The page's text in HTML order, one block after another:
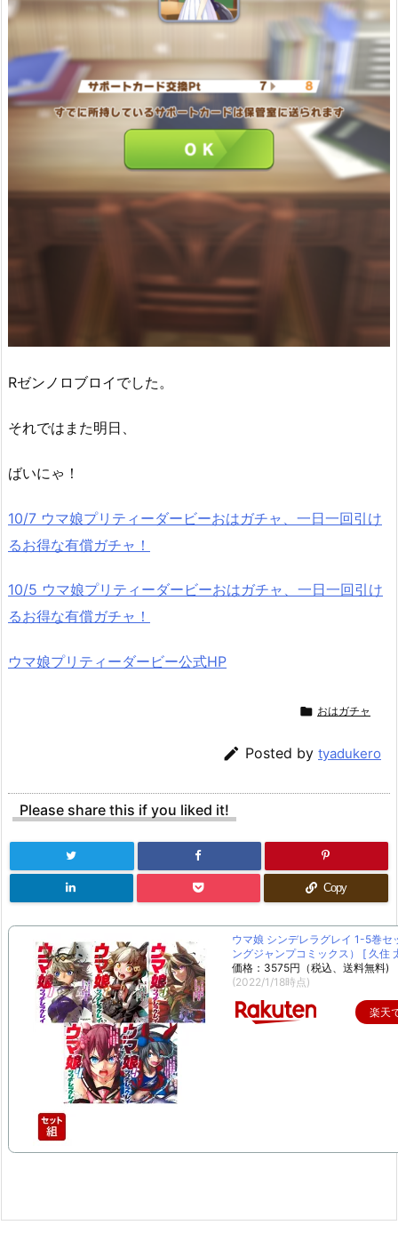
Rゼンノロブロイでした。
それではまた明日、
ばいにゃ！
10/7 ウマ娘プリティーダービーおはガチャ、一日一回引け
るお得な有償ガチャ！
10/5 ウマ娘プリティーダービーおはガチャ、一日一回引け
るお得な有償ガチャ！
ウマ娘プリティーダービー公式HP
 おはガチャ
 Posted by tyadukero
Please share this if you liked it!
Copy
ウマ娘 シンデレラグレイ 1-5巻セ
ングジャンプコミックス） [ 久住
価格：3575円（税込、送料無料)
(2022/1/18時点)
楽天